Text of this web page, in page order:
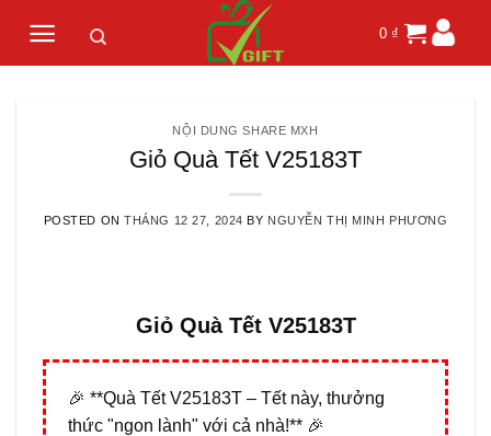
content
0 ₫
NỘI DUNG SHARE MXH
Giỏ Quà Tết V25183T
POSTED ONTHÁNG 12 27, 2024 BY NGUYỄN THỊ MINH PHƯƠNG
Giỏ Quà Tết V25183T
🎉 **Quà Tết V25183T – Tết này, thưởng
thức "ngon lành" với cả nhà!** 🎉